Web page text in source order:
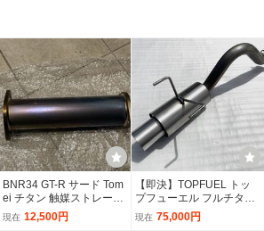
6-86 ECV APEX 切り替え
バルブ ワンオフ アペック
スへの流用にも
ティツィオーネ 695 リア
ピース マフラー 左右4本
出し 可変 アクティブバル
ブ式 希少 即納
60mm 可変バルブマフラ
ー タイコ付き 負圧 音量
★C.O.C★ RCF 可変バル
ブ スーパースポーツ マフ
新品 ロードスター SINCO
エキマニ 1.8L用 NBロー
ドスター BP エンジン t3
ロードスター BP-ZE エン
ジン NAロードスター シ
ンコーマニ
即決 169,580円
E】社外品 ＮＡコーンズ
マフラーＶｅｒ２ ? ワン
オフ ? マフラー NA6CE
ロードスター B6 マニュ
アル 5速 エンド約56mm
パイプ約50mm
現在 60,500円
送料無料
76mm 汎用 可変バルブマ
フラー APEX ECV タイ
コ サイレンサー 70mm
80mm ベンツ R33 R34
R35 JZX100 JZX90 JZX1
10 カマロ マスタング
現在 31,790円
【廃盤】A'PEXi アペック
ス アクティブ テール サ
イレンサー φ90 ATS マフ
ラー 可変 155-A026 APE
X ACTIVE TAIL SILENCE
R
55,000円
NEW!! 送料無料
BNR34 GT-R サード Tom
ei チタン 触媒ストレート
キャタライザー スカイラ
イン BNR32 BCNR33 シ
現在 12,500円
【即決】TOPFUEL トッ
プフューエル フルチタン
シビック CIVIC EK2/EK3/
EK4/EK9/EG3/EG4/EG5/
現在 75,000円